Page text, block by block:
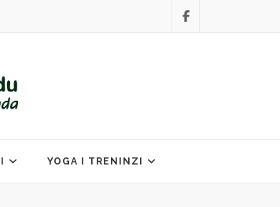
YOGA I TRENINZI